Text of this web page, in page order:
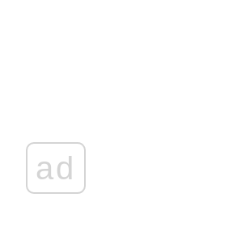
ad